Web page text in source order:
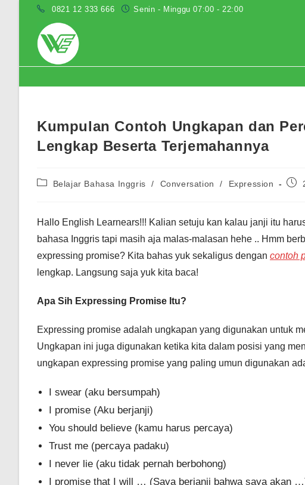
0821 12 333 666 Senin - Minggu 07:00 - 22:00
Kumpulan Contoh Ungkapan dan
Lengkap Beserta Terjemahannya
PostBelajar Bahasa Inggris / Conversation / Expression
Post
Hallo English Learnears!!! Kalian setuju kan kalau janji itu
bahasa Inggris tapi masih aja malas-malasan hehe .. Hmm
expressing promise? Kita bahas yuk sekaligus dengan contoh
lengkap. Langsung saja yuk kita baca!
Apa Sih Expressing Promise Itu?
Expressing promise adalah ungkapan yang digunakan untuk
Ungkapan ini juga digunakan ketika kita dalam posisi yang
ungkapan expressing promise yang paling umun digunakan
I swear (aku bersumpah)
I promise (Aku berjanji)
You should believe (kamu harus percaya)
Trust me (percaya padaku)
I never lie (aku tidak pernah berbohong)
I promise that I will … (Saya berjanji bahwa saya akan